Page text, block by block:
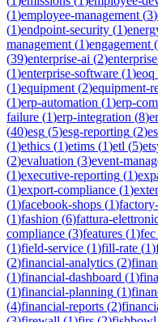
(1)employee-management (3)
(1)endpoint-security (1)
management (1)engagement (
(39)enterprise-ai (2)
(1)enterprise-software (1)eoq
(1)equipment (2)equipment-
(1)erp-automation (1)erp-
failure (1)erp-integration (8)
(40)esg (5)esg-reporting (2)
(1)ethics (1)etims (1)etl (5)
(2)evaluation (3)event-
(1)executive-reporting (1)
(1)export-compliance (1)
(1)facebook-shops (1)
(1)fashion (6)fattura-
compliance (3)features (1)fec
(1)field-service (1)fill-rate (1)
(2)financial-analytics (2)
(1)financial-dashboard (1)
(1)financial-planning (1)
(4)financial-reports (2)